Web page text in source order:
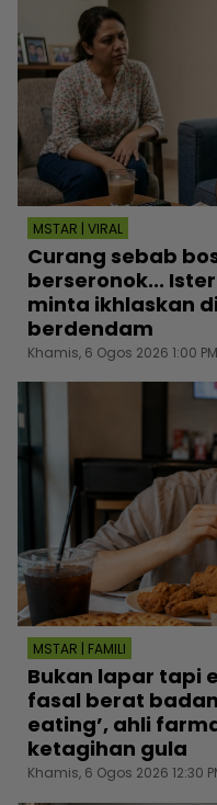
MSTAR | VIRAL
Curang sebab
berseronok...
minta ikhlaskan
berdendam
Khamis, 6 Ogos 2026 1:00 PM
MSTAR | FAMILI
Bukan lapar tapi
fasal berat
eating’, ahli
ketagihan gula
Khamis, 6 Ogos 2026 12:30